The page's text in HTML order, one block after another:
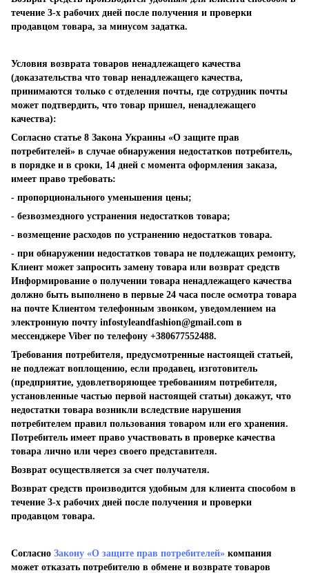
течение 3-х рабочих дней после получения и проверки
продавцом товара, за минусом задатка.
Условия возврата товаров ненадлежащего качества
(доказательства что товар ненадлежащего качества,
принимаются только с отделения почты, где сотрудник почты
может подтвердить, что товар пришел, ненадлежащего
качества):
Согласно статье 8 Закона Украины «О защите прав
потребителей» в случае обнаружения недостатков потребитель,
в порядке и в сроки, 14 дней с момента оформления заказа,
имеет право требовать:
- пропорционального уменьшения цены;
- безвозмездного устранения недостатков товара;
- возмещение расходов по устранению недостатков товара.
- при обнаружении недостатков товара не подлежащих ремонту,
Клиент может запросить замену товара или возврат средств
Информирование о получении товара ненадлежащего качества
должно быть выполнено в первые 24 часа после осмотра товара
на почте Клиентом телефонным звонком, уведомлением на
электронную почту infostyleandfashion@gmail.com в
мессенджере Viber по телефону +380677552488.
Требования потребителя, предусмотренные настоящей статьей,
не подлежат воплощению, если продавец, изготовитель
(предприятие, удовлетворяющее требованиям потребителя,
установленные частью первой настоящей статьи) докажут, что
недостатки товара возникли вследствие нарушения
потребителем правил пользования товаром или его хранения.
Потребитель имеет право участвовать в проверке качества
товара лично или через своего представителя.
Возврат осуществляется за счет получателя.
Возврат средств производится удобным для клиента способом в
течение 3-х рабочих дней после получения и проверки
продавцом товара.
Согласно Закону «О защите прав потребителей» компания
может отказать потребителю в обмене и возврате товаров